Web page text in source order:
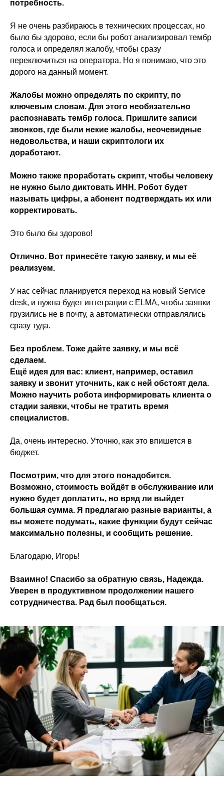
потребность.
Я не очень разбираюсь в технических процессах, но
было бы здорово, если бы робот анализировал тембр
голоса и определял жалобу, чтобы сразу
переключиться на оператора. Но я понимаю, что это
дорого на данный момент.
Жалобы можно определять по скрипту, по
ключевым словам. Для этого необязательно
распознавать тембр голоса. Пришлите записи
звонков, где были некие жалобы, неочевидные
недовольства, и наши скриптологи их
доработают.
Можно также проработать скрипт, чтобы человеку
не нужно было диктовать ИНН. Робот будет
называть цифры, а абонент подтверждать их или
корректировать.
Это было бы здорово!
Отлично. Вот принесёте такую заявку, и мы её
реализуем.
У нас сейчас планируется переход на новый Service
desk, и нужна будет интеграции с ELMA, чтобы заявки
грузились не в почту, а автоматически отправлялись
сразу туда.
Без проблем. Тоже дайте заявку, и мы всё
сделаем.
Ещё идея для вас: клиент, например, оставил
заявку и звонит уточнить, как с ней обстоят дела.
Можно научить робота информировать клиента о
стадии заявки, чтобы не тратить время
специалистов.
Да, очень интересно. Уточню, как это впишется в
бюджет.
Посмотрим, что для этого понадобится.
Возможно, стоимость войдёт в обслуживание или
нужно будет доплатить, но вряд ли выйдет
большая сумма. Я предлагаю разные варианты, а
вы можете подумать, какие функции будут сейчас
максимально полезны, и сообщить решение.
Благодарю, Игорь!
Взаимно! Спасибо за обратную связь, Надежда.
Уверен в продуктивном продолжении нашего
сотрудничества. Рад был пообщаться.